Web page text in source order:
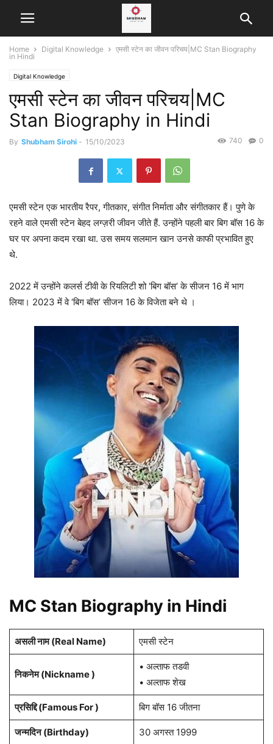
Home Digital Knowledge
एमसी स्टेन का जीवन परिचय|MC Stan Biography
in Hindi
Digital Knowledge
एमसी स्टेन का जीवन परिचय|MC
Stan Biography in Hindi
By Shubham Sirohi - 15/10/2023 0
740
एमसी स्टेन एक भारतीय रैपर, गीतकार, संगीत निर्माता और संगीतकार हैं। पुणे के
रहने वाले एमसी स्टेन बेहद लग्ज़री जीवन जीते हैं. उन्होंने पहली बार बिग बॉस 16 के
घर पर अपना कदम रखा था. उस समय सलमान खान उनसे काफी प्रभावित हुए
थे.
2022 में उन्होंने कलर्स टीवी के रियलिटी शो ‘बिग बॉस’ के सीजन 16 में भाग
लिया। 2023 में वे ‘बिग बॉस’ सीजन 16 के विजेता बने थे ।
MC Stan Biography in Hindi
असली नाम (Real Name) एमसी स्टेन
निकनेम (Nickname )
• अल्ताफ तडवी
• अल्ताफ शेख
प्रसिद्दि (Famous For ) बिग बॉस 16 जीतना
जन्मदिन (Birthday) 30 अगस्त 1999